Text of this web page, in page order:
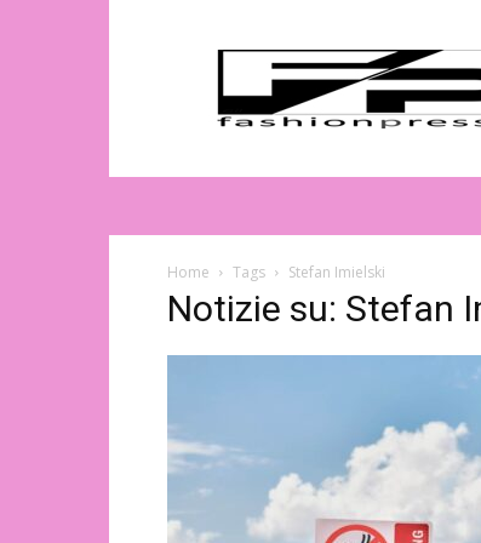
Magazine
moda
online
FashionPress.it
Home Tags Stefan Imielski
Notizie su: Stefan